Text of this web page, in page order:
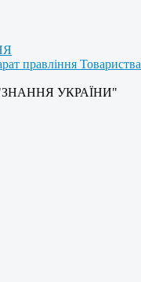
правління Товариства
"ЗНАННЯ УКРАЇНИ"